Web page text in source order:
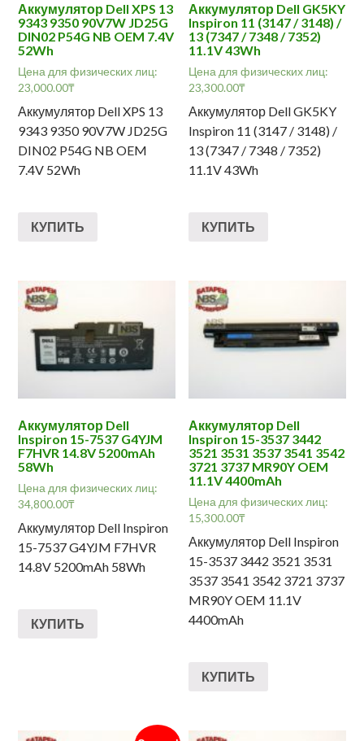
Аккумулятор Dell XPS 13
9343 9350 90V7W JD25G
DIN02 P54G NB OEM 7.4V
52Wh
Цена для физических лиц:
23,000.00₸
Аккумулятор Dell XPS 13
9343 9350 90V7W JD25G
DIN02 P54G NB OEM
7.4V 52Wh
КУПИТЬ
Аккумулятор Dell GK5KY
Inspiron 11 (3147 / 3148) /
13 (7347 / 7348 / 7352)
11.1V 43Wh
Цена для физических лиц:
23,300.00₸
Аккумулятор Dell GK5KY
Inspiron 11 (3147 / 3148) /
13 (7347 / 7348 / 7352)
11.1V 43Wh
КУПИТЬ
Аккумулятор Dell
Inspiron 15-7537 G4YJM
F7HVR 14.8V 5200mAh
58Wh
Цена для физических лиц:
34,800.00₸
Аккумулятор Dell Inspiron
15-7537 G4YJM F7HVR
14.8V 5200mAh 58Wh
КУПИТЬ
Аккумулятор Dell
Inspiron 15-3537 3442
3521 3531 3537 3541 3542
3721 3737 MR90Y OEM
11.1V 4400mAh
Цена для физических лиц:
15,300.00₸
Аккумулятор Dell Inspiron
15-3537 3442 3521 3531
3537 3541 3542 3721 3737
MR90Y OEM 11.1V
4400mAh
КУПИТЬ